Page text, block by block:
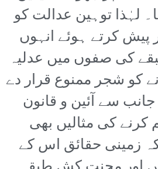
لہٰذا توہین عدالت کو
پیش کرتے ہوئے انہوں
کی صفوں میں عدلیہ
کو شجر ممنوع قرار دے
جانب سے آئین و قانون
کرنے کی مثالیں بھی
زمینی حقائق اس کے